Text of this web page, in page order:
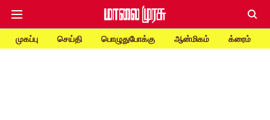
முகப்பு செய்தி பொழுதுபோக்கு ஆன்மிகம் க்ரைம்